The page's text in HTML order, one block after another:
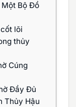
Một Bộ Đồ
lõi
thủy
Cúng
Đầy Đủ
Thủy Hậu